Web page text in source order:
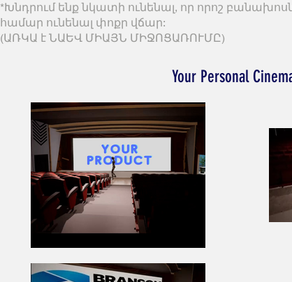
*Խնդրում ենք նկատի ունենալ, որ որոշ
համար ունենալ փոքր վճար:
(ԱՌԿԱ է ՆԱԵՎ ՄԻԱՅՆ ՄԻՋՈՑԱՌՈՒՄԸ)
Your Personal